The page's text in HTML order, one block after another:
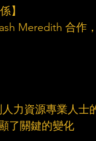
】
Meredith 合作
力資源專業人士
了關鍵的變化